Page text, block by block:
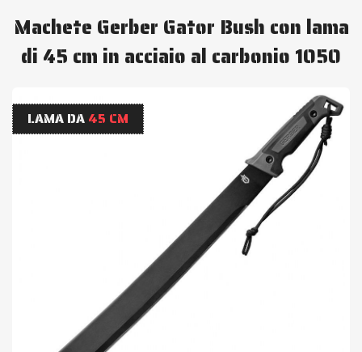
Machete Gerber Gator Bush con lama
di 45 cm in acciaio al carbonio 1050
LAMA DA 45 CM